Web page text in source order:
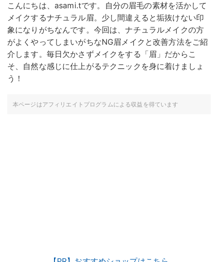
こんにちは、asami.tです。自分の眉毛の素材を活かして
メイクするナチュラル眉。少し間違えると垢抜けない印
象になりがちなんです。今回は、ナチュラルメイクの方
がよくやってしまいがちなNG眉メイクと改善方法をご紹
介します。毎日欠かさずメイクをする「眉」だからこ
そ、自然な感じに仕上がるテクニックを身に着けましょ
う！
本ページはアフィリエイトプログラムによる収益を得ています